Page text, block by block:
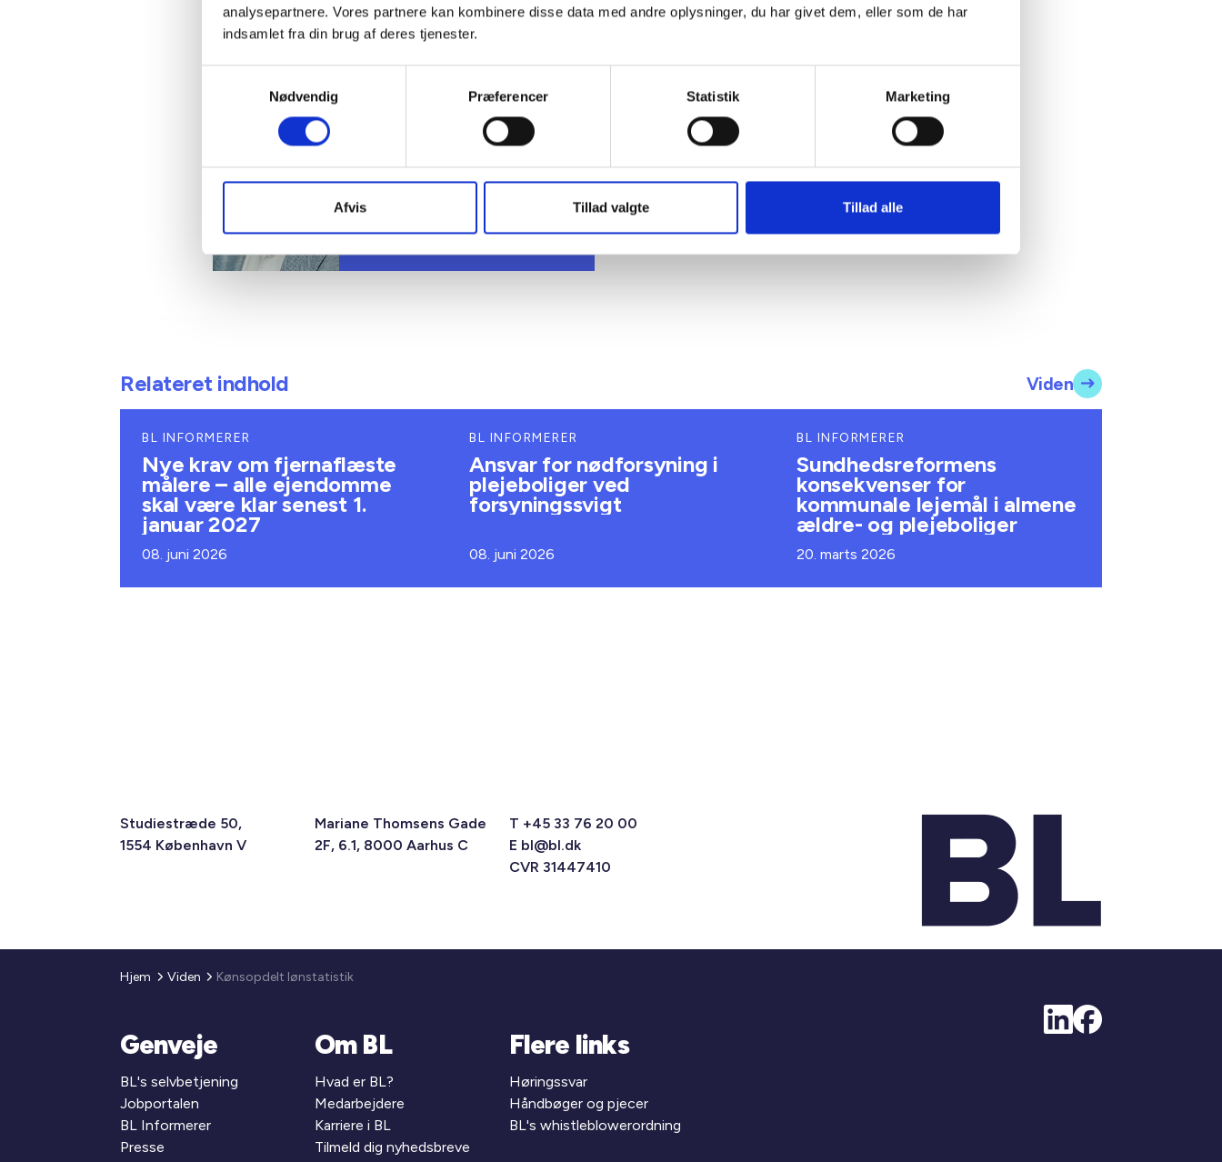
analysepartnere. Vores partnere kan kombinere disse data med andre oplysninger, du har givet dem, eller som de har
indsamlet fra din brug af deres tjenester.
Nødvendig
Præferencer Statistik Marketing
Afvis Tillad valgte Tillad alle
Kontakt
Bent Madsen
Relateret indhold Viden
BL INFORMERER
Nye krav om fjernaflæste
målere – alle ejendomme
skal være klar senest 1.
januar 2027
08. juni 2026
BL INFORMERER
Ansvar for nødforsyning i
plejeboliger ved
forsyningssvigt
08. juni 2026
BL INFORMERER
Sundhedsreformens
konsekvenser for
kommunale lejemål i almene
ældre- og plejeboliger
20. marts 2026
Studiestræde 50,
1554 København V
Mariane Thomsens Gade
2F, 6.1, 8000 Aarhus C
T +45 33 76 20 00
E bl@bl.dk
CVR 31447410
Hjem Viden Kønsopdelt lønstatistik
Genveje
BL's selvbetjening
Jobportalen
BL Informerer
Presse
Om BL
Hvad er BL?
Medarbejdere
Karriere i BL
Tilmeld dig nyhedsbreve
Flere links
Høringssvar
Håndbøger og pjecer
BL's whistleblowerordning